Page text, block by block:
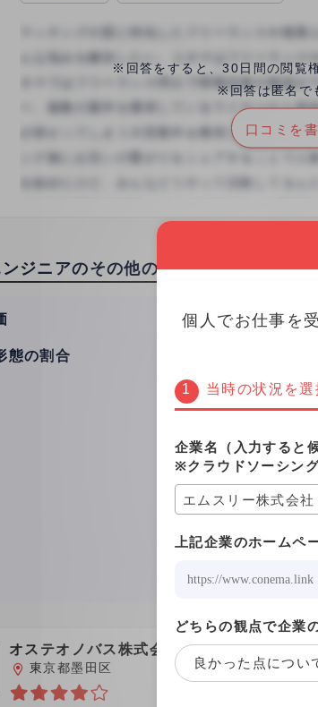
※回答をすると、30日間の閲覧
※回答は匿名で
口コミを
ジニアのその他の投稿
427,790 円
態の割合
月単価
文字単価
単発
1制作
1記事
オステオノバス株式会社
東京都墨田区
個人でお仕事を
当時の状況を選
企業名（入力すると
※クラウドソーシン
エムスリー株式会社
上記企業のホームペ
どちらの観点で企業
良かった点につい